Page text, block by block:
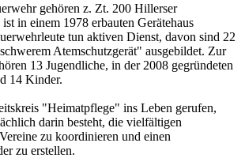
gehören z. Zt. 200 Hillerser
in einem 1978 erbauten Gerätehaus
tun aktiven Dienst, davon sind 22
Atemschutzgerät" ausgebildet. Zur
13 Jugendliche, in der 2008 gegründeten
14 Kinder.
"Heimatpflege" ins Leben gerufen,
darin besteht, die vielfältigen
zu koordinieren und einen
zu erstellen.